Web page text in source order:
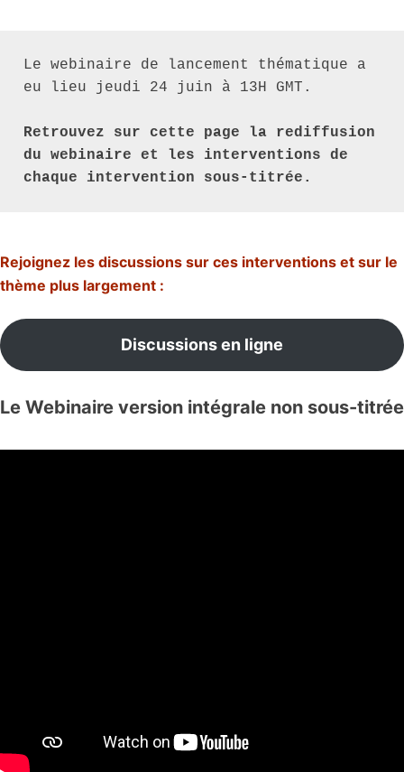
Le webinaire de lancement thématique a
eu lieu jeudi 24 juin à 13H GMT.
Retrouvez sur cette page la rediffusion
du webinaire et les interventions de
chaque intervention sous-titrée.
Rejoignez les discussions sur ces interventions et sur le
thème plus largement :
Discussions en ligne
Le Webinaire version intégrale non sous-titrée